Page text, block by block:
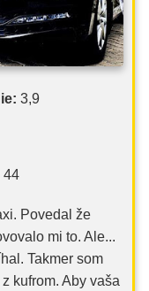
3,9
44
Povedal že
mi to. Ale...
Takmer som
kufrom. Aby vaša